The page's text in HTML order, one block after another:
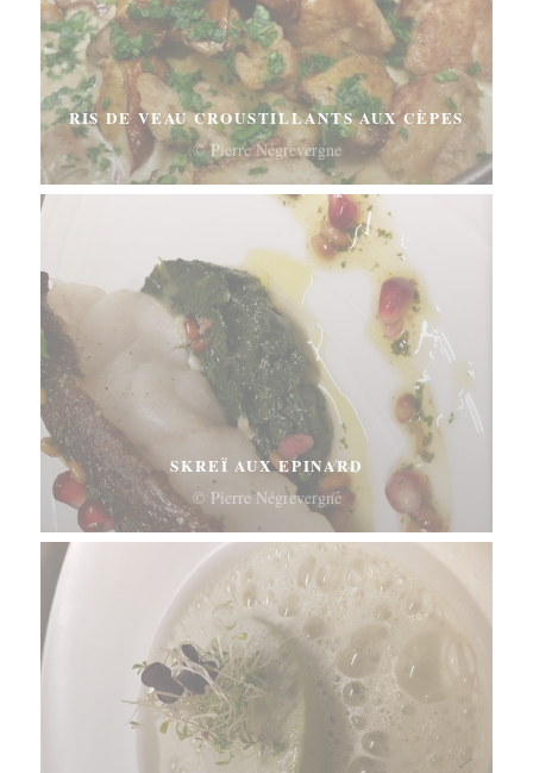
RIS DE VEAU CROUSTILLANTS AUX CÈPES
© Pierre Négrevergne
SKREÏ AUX EPINARD
© Pierre Négrevergne